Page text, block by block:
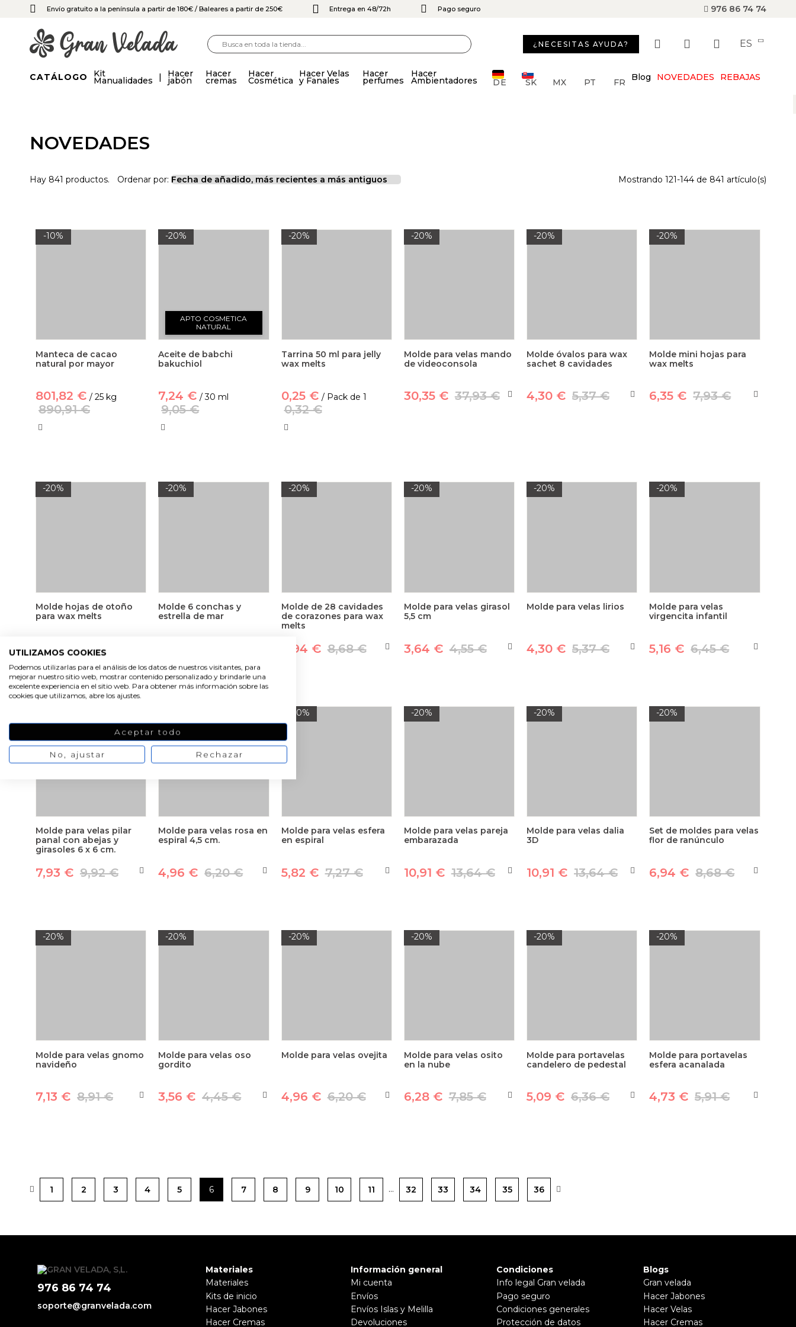
Envío gratuito a la península a partir de 180€ / Baleares a partir de 250€ Entrega en 48/72h Pago seguro 976 86 74 74
¿NECESITAS AYUDA? ES
CATÁLOGO Kit
Manualidades
Hacer
jabón
Hacer
cremas
Hacer
Cosmética
Hacer Velas
y Fanales
Hacer
perfumes
Hacer
Ambientadores DE SK MX PT FR Blog NOVEDADES REBAJAS
NOVEDADES
Hay 841 productos. Ordenar por: Mostrando 121-144 de 841 artículo(s)
-10%
Manteca de cacao
natural por mayor
801,82 € / 25 kg
890,91 €
-20%
APTO COSMETICA
NATURAL
Aceite de babchi
bakuchiol
7,24 € / 30 ml
9,05 €
-20%
Tarrina 50 ml para jelly
wax melts
0,25 € / Pack de 1
0,32 €
-20%
Molde para velas mando
de videoconsola
30,35 € 37,93 €
-20%
Molde óvalos para wax
sachet 8 cavidades
4,30 € 5,37 €
-20%
Molde mini hojas para
wax melts
6,35 € 7,93 €
-20%
Molde hojas de otoño
para wax melts
5,88 € 7,36 €
-20%
Molde 6 conchas y
estrella de mar
-20%
Molde de 28 cavidades
de corazones para wax
melts
6,94 € 8,68 €
-20%
Molde para velas girasol
5,5 cm
3,64 € 4,55 €
-20%
Molde para velas lirios
4,30 € 5,37 €
-20%
Molde para velas
virgencita infantil
5,16 € 6,45 €
Molde para velas pilar
panal con abejas y
girasoles 6 x 6 cm.
7,93 € 9,92 €
Molde para velas rosa en
espiral 4,5 cm.
4,96 € 6,20 €
-20%
Molde para velas esfera
en espiral
5,82 € 7,27 €
-20%
Molde para velas pareja
embarazada
10,91 € 13,64 €
-20%
Molde para velas dalia
3D
10,91 € 13,64 €
-20%
Set de moldes para velas
flor de ranúnculo
6,94 € 8,68 €
-20%
Molde para velas gnomo
navideño
7,13 € 8,91 €
-20%
Molde para velas oso
gordito
3,56 € 4,45 €
-20%
Molde para velas ovejita
4,96 € 6,20 €
-20%
Molde para velas osito
en la nube
6,28 € 7,85 €
-20%
Molde para portavelas
candelero de pedestal
5,09 € 6,36 €
-20%
Molde para portavelas
esfera acanalada
4,73 € 5,91 €
1 2 3 4 5 6 7 8 9 10 11 … 32 33 34 35 36
976 86 74 74
soporte@granvelada.com
Materiales
Materiales
Kits de inicio
Hacer Jabones
Hacer Cremas
Información general
Mi cuenta
Envíos
Envíos Islas y Melilla
Devoluciones
Condiciones
Info legal Gran velada
Pago seguro
Condiciones generales
Protección de datos
Blogs
Gran velada
Hacer Jabones
Hacer Velas
Hacer Cremas
UTILIZAMOS COOKIES
Podemos utilizarlas para el análisis de los datos de nuestros visitantes, para
mejorar nuestro sitio web, mostrar contenido personalizado y brindarle una
excelente experiencia en el sitio web. Para obtener más información sobre las
cookies que utilizamos, abre los ajustes.
Aceptar todo
No, ajustar Rechazar